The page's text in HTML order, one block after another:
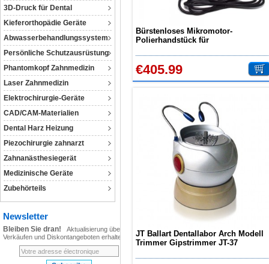
3D-Druck für Dental
Kieferorthopädie Geräte
Abwasserbehandlungssystem
Persönliche Schutzausrüstung
Phantomkopf Zahnmedizin
Laser Zahnmedizin
Elektrochirurgie-Geräte
CAD/CAM-Materialien
Dental Harz Heizung
Piezochirurgie zahnarzt
Zahnanästhesiegerät
Medizinische Geräte
Zubehörteils
Newsletter
Bleiben Sie dran!
Aktualisierung über
Verkäufen und Diskontangeboten erhalten!
Bürstenloses Mikromotor-
Polierhandstück für
€405.99
JT Ballart Dentallabor Arch Modell
Trimmer Gipstrimmer JT-37